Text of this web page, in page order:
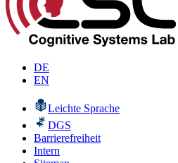
DE
EN
Leichte Sprache
DGS
Barrierefreiheit
Intern